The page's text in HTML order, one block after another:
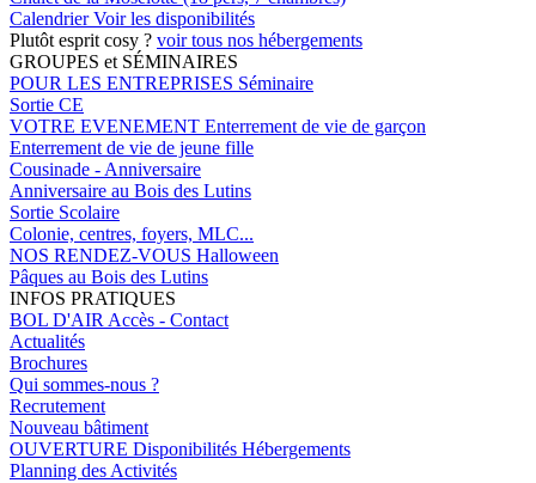
CalendrierVoir les disponibilités
Plutôt esprit cosy ? voir tous nos hébergements
GROUPES et SÉMINAIRES
POUR LES ENTREPRISES Séminaire
Sortie CE
VOTRE EVENEMENT Enterrement de vie de garçon
Enterrement de vie de jeune fille
Cousinade - Anniversaire
Anniversaire au Bois des Lutins
Sortie Scolaire
Colonie, centres, foyers, MLC...
NOS RENDEZ-VOUS Halloween
Pâques au Bois des Lutins
INFOS PRATIQUES
BOL D'AIR Accès - Contact
Actualités
Brochures
Qui sommes-nous ?
Recrutement
Nouveau bâtiment
OUVERTURE Disponibilités Hébergements
Planning des Activités